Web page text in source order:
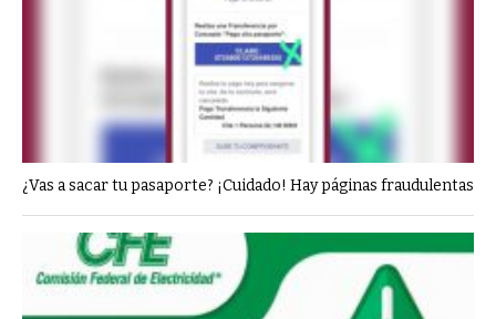
¿Vas a sacar tu pasaporte? ¡Cuidado! Hay páginas fraudulentas